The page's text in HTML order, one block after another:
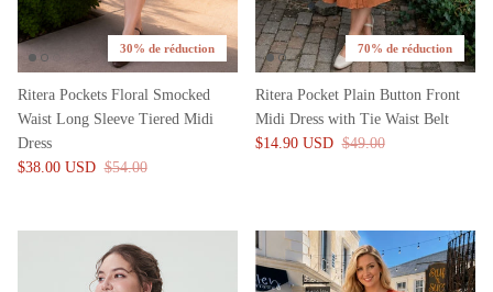
30% de réduction
Ritera Pockets Floral Smocked
Waist Long Sleeve Tiered Midi
Dress
$38.00 USD $54.00
70% de réduction
Ritera Pocket Plain Button Front
Midi Dress with Tie Waist Belt
$14.90 USD $49.00